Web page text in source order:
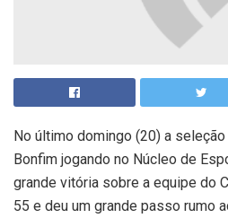
No último domingo (20) a
Bonfim jogando no Núcleo de
grande vitória sobre a equipe do
55 e deu um grande passo rumo